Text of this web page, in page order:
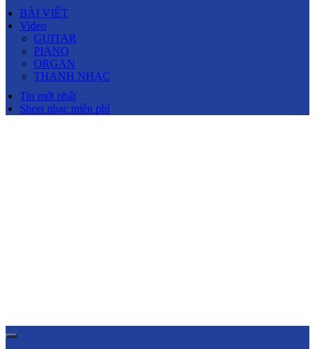
BÀI VIẾT
Video
GUITAR
PIANO
ORGAN
THANH NHẠC
Tin mới nhất
Sheet nhạc miễn phí